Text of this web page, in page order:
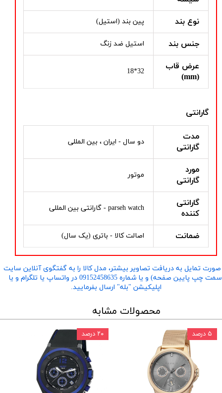
نوع بند پین بند (استیل)
جنس بند استیل ضد زنگ
عرض قاب
(mm)
32*18
گارانتی
مدت
گارانتی
دو سال - ایران ، بین المللی
مورد
گارانتی
موتور
گارانتی
کننده
parseh watch - گارانتی بین المللی
ضمانت اصالت کالا - باتری (یک سال)
تمایل به دریافت تصاویر بیشتر، مدل کالا را به گفتگوی آنلاین سایت
​​​​​​​(سمت چپ پایین صفحه) و یا شماره 09152458635 در واتساپ یا تلگرام و یا
اپلیکیشن "بله" ارسال بفرمایید.
محصولات مشابه
۵ درصد ۲۰ درصد